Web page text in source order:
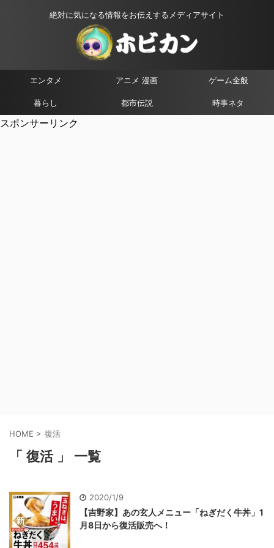
絶対に気になる情報をお伝えするメディアサイト
エンタメ アニメ 漫画 ゲーム全般
暮らし 都市伝説 時事ネタ
スポンサーリンク
HOME > 復活
「 復活 」 一覧
2020/1/9
【吉野家】あの玄人メニュー「ねぎだく牛丼」1
月8日から復活販売へ！